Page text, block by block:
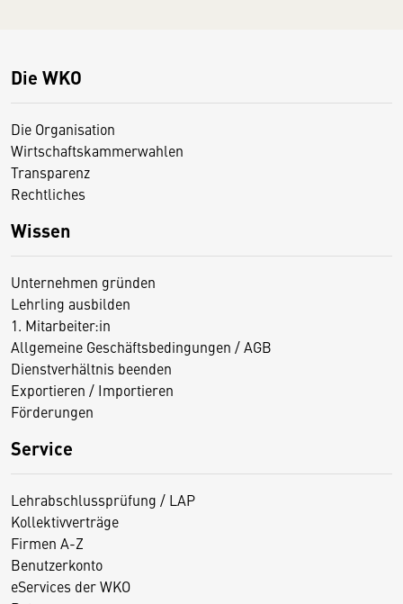
Die WKO
Die Organisation
Wirtschaftskammerwahlen
Transparenz
Rechtliches
Wissen
Unternehmen gründen
Lehrling ausbilden
1. Mitarbeiter:in
Allgemeine Geschäftsbedingungen / AGB
Dienstverhältnis beenden
Exportieren / Importieren
Förderungen
Service
Lehrabschlussprüfung / LAP
Kollektivverträge
Firmen A-Z
Benutzerkonto
eServices der WKO